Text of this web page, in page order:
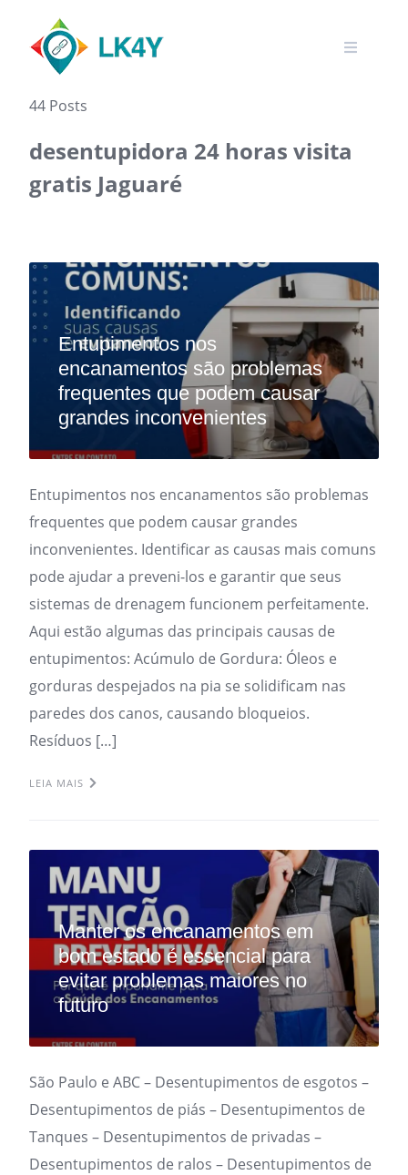
content
44 Posts
desentupidora 24 horas visita
gratis Jaguaré
Entupimentos nos
encanamentos são problemas
frequentes que podem causar
grandes inconvenientes
Entupimentos nos encanamentos são problemas
frequentes que podem causar grandes
inconvenientes. Identificar as causas mais comuns
pode ajudar a preveni-los e garantir que seus
sistemas de drenagem funcionem perfeitamente.
Aqui estão algumas das principais causas de
entupimentos: Acúmulo de Gordura: Óleos e
gorduras despejados na pia se solidificam nas
paredes dos canos, causando bloqueios.
Resíduos […]
LEIA MAIS
Manter os encanamentos em
bom estado é essencial para
evitar problemas maiores no
futuro
São Paulo e ABC – Desentupimentos de esgotos –
Desentupimentos de piás – Desentupimentos de
Tanques – Desentupimentos de privadas –
Desentupimentos de ralos – Desentupimentos de